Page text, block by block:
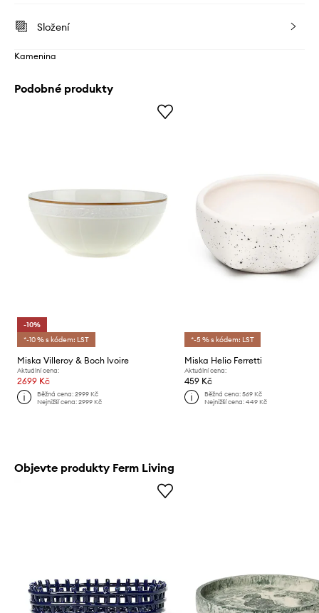
Složení
Kamenina
Podobné produkty
-10%
*-10 % s kódem: LST
Miska Villeroy & Boch Ivoire
Aktuální cena:
2699 Kč
Běžná cena:2999 Kč
Nejnižší cena:2999 Kč
*-5 % s kódem: LST
Miska Helio Ferretti
Aktuální cena:
459 Kč
Běžná cena: 569 Kč
Nejnižší cena: 449 Kč
Objevte produkty Ferm Living